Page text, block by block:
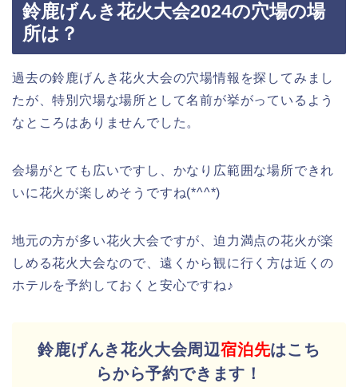
鈴鹿げんき花火大会2024の穴場の場
所は？
過去の鈴鹿げんき花火大会の穴場情報を探してみまし
たが、特別穴場な場所として名前が挙がっているよう
なところはありませんでした。
会場がとても広いですし、かなり広範囲な場所できれ
いに花火が楽しめそうですね(*^^*)
地元の方が多い花火大会ですが、迫力満点の花火が楽
しめる花火大会なので、遠くから観に行く方は近くの
ホテルを予約しておくと安心ですね♪
鈴鹿げんき花火大会周辺宿泊先はこち
らから予約できます！